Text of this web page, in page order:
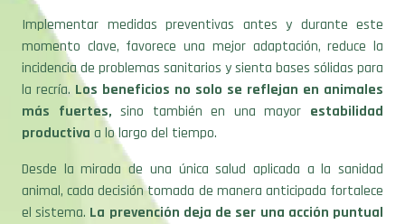
Implementar medidas preventivas antes y durante este
momento clave, favorece una mejor adaptación, reduce la
incidencia de problemas sanitarios y sienta bases sólidas para
la recría. Los beneficios no solo se reflejan en animales
más fuertes, sino también en una mayor estabilidad
productiva a lo largo del tiempo.
Desde la mirada de una única salud aplicada a la sanidad
animal, cada decisión tomada de manera anticipada fortalece
el sistema. La prevención deja de ser una acción puntual